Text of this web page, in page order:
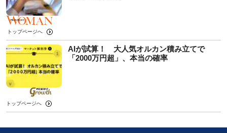
トップページへ
AIが試算！ 大人気オルカン積み立てで
「2000万円超」、本当の確率
トップページへ